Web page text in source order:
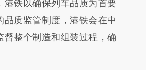
港铁以确保列车品质为首要
品质监管制度，港铁会在中
督整个制造和组装过程，确